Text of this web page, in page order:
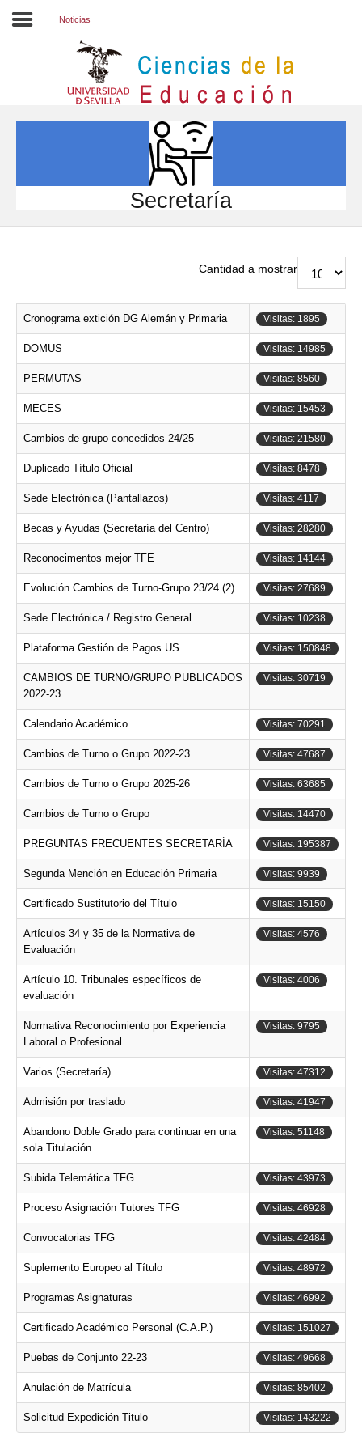
INVESTIGACIÓN
Noticias
Secretaría
Cantidad a mostrar
Cronograma extición DG Alemán y Primaria Visitas: 1895
DOMUS Visitas: 14985
PERMUTAS Visitas: 8560
MECES Visitas: 15453
Cambios de grupo concedidos 24/25 Visitas: 21580
Duplicado Título Oficial Visitas: 8478
Sede Electrónica (Pantallazos) Visitas: 4117
Becas y Ayudas (Secretaría del Centro) Visitas: 28280
Reconocimentos mejor TFE Visitas: 14144
Evolución Cambios de Turno-Grupo 23/24 (2) Visitas: 27689
Sede Electrónica / Registro General Visitas: 10238
Plataforma Gestión de Pagos US Visitas: 150848
CAMBIOS DE TURNO/GRUPO PUBLICADOS
2022-23
Visitas: 30719
Calendario Académico Visitas: 70291
Cambios de Turno o Grupo 2022-23 Visitas: 47687
Cambios de Turno o Grupo 2025-26 Visitas: 63685
Cambios de Turno o Grupo Visitas: 14470
PREGUNTAS FRECUENTES SECRETARÍA Visitas: 195387
Segunda Mención en Educación Primaria Visitas: 9939
Certificado Sustitutorio del Título Visitas: 15150
Artículos 34 y 35 de la Normativa de
Evaluación
Visitas: 4576
Artículo 10. Tribunales específicos de
evaluación
Visitas: 4006
Normativa Reconocimiento por Experiencia
Laboral o Profesional
Visitas: 9795
Varios (Secretaría) Visitas: 47312
Admisión por traslado Visitas: 41947
Abandono Doble Grado para continuar en una
sola Titulación
Visitas: 51148
Subida Telemática TFG Visitas: 43973
Proceso Asignación Tutores TFG Visitas: 46928
Convocatorias TFG Visitas: 42484
Suplemento Europeo al Título Visitas: 48972
Programas Asignaturas Visitas: 46992
Certificado Académico Personal (C.A.P.) Visitas: 151027
Puebas de Conjunto 22-23 Visitas: 49668
Anulación de Matrícula Visitas: 85402
Solicitud Expedición Titulo Visitas: 143222